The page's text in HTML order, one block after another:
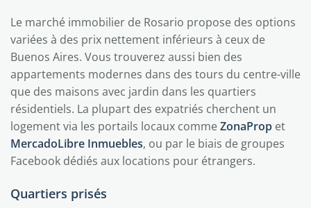
Le marché immobilier de Rosario propose des options
variées à des prix nettement inférieurs à ceux de
Buenos Aires. Vous trouverez aussi bien des
appartements modernes dans des tours du centre-ville
que des maisons avec jardin dans les quartiers
résidentiels. La plupart des expatriés cherchent un
logement via les portails locaux commeZonaProp et
MercadoLibre Inmuebles, ou par le biais de groupes
Facebook dédiés aux locations pour étrangers.
Quartiers prisés